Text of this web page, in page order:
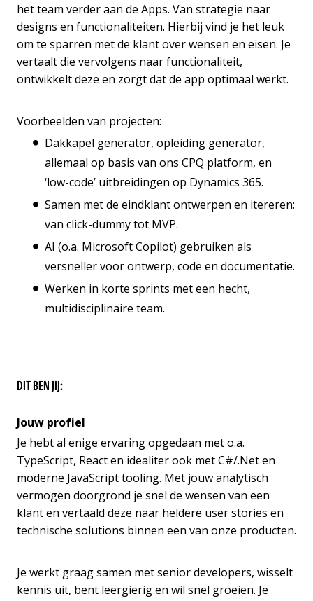
het team verder aan de Apps. Van strategie naar
designs en functionaliteiten. Hierbij vind je het leuk
om te sparren met de klant over wensen en eisen. Je
vertaalt die vervolgens naar functionaliteit,
ontwikkelt deze en zorgt dat de app optimaal werkt.
Voorbeelden van projecten:
Dakkapel generator, opleiding generator,
allemaal op basis van ons CPQ platform, en
‘low-code’ uitbreidingen op Dynamics 365.
Samen met de eindklant ontwerpen en itereren:
van click-dummy tot MVP.
AI (o.a. Microsoft Copilot) gebruiken als
versneller voor ontwerp, code en documentatie.
Werken in korte sprints met een hecht,
multidisciplinaire team.
DIT BEN JIJ:
Jouw profiel
Je hebt al enige ervaring opgedaan met o.a.
TypeScript, React en idealiter ook met C#/.Net en
moderne JavaScript tooling. Met jouw analytisch
vermogen doorgrond je snel de wensen van een
klant en vertaald deze naar heldere user stories en
technische solutions binnen een van onze producten.
Je werkt graag samen met senior developers, wisselt
kennis uit, bent leergierig en wil snel groeien. Je